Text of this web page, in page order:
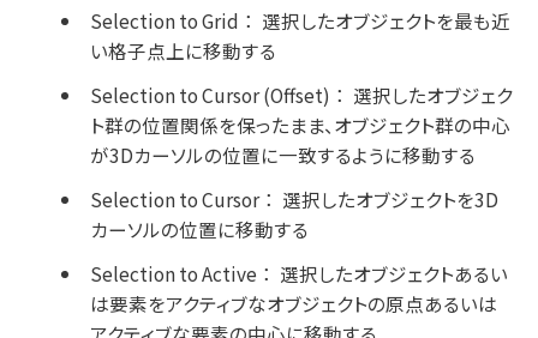
Selection to Grid ： 選択したオブジェクトを最も近
い格子点上に移動する
Selection to Cursor (Offset) ： 選択したオブジェク
ト群の位置関係を保ったまま、オブジェクト群の中心
が3Dカーソルの位置に一致するように移動する
Selection to Cursor： 選択したオブジェクトを3D
カーソルの位置に移動する
Selection to Active ： 選択したオブジェクトあるい
は要素をアクティブなオブジェクトの原点あるいは